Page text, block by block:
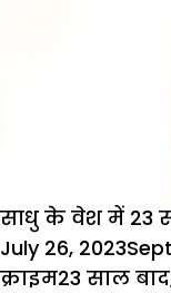
साधु के वेश में 23
Posted
on
July 26, 2023
क्राइमTags
23 साल बाद